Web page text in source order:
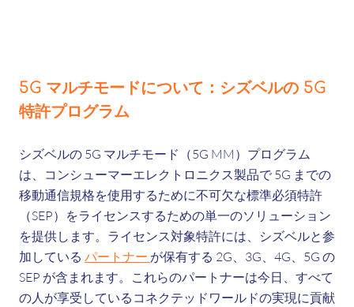
5G マルチモードについて：シズベルの 5G
特許プログラム
シズベルの 5G マルチモード（5G MM）プログラム
は、コンシューマーエレクトロニクス製品で 5G までの
移動通信規格を使用するために不可欠な標準必須特許
（SEP）をライセンスするための単一のソリューション
を提供します。ライセンス対象特許には、シズベルと参
加している パートナー が保有する 2G、3G、4G、5G の
SEP が含まれます。これらのパートナーは今日、すべて
の人が享受しているコネクテッドワールドの実現に貢献